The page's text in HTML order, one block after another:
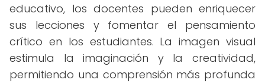
educativo, los docentes pueden enriquecer
sus lecciones y fomentar el pensamiento
crítico en los estudiantes. La imagen visual
estimula la imaginación y la creatividad,
permitiendo una comprensión más profunda